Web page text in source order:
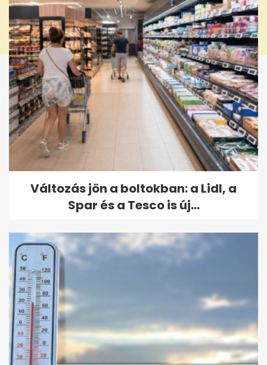
Változás jön a boltokban: a Lidl, a
Spar és a Tesco is új...